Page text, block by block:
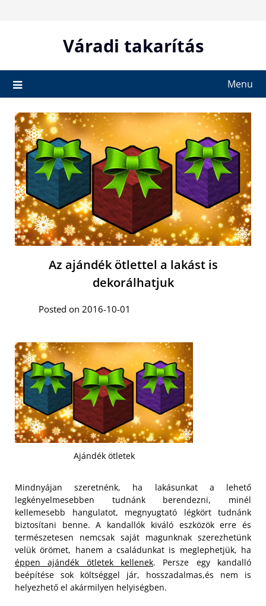
Váradi takarítás
Menu
Az ajándék ötlettel a lakást is
dekorálhatjuk
Posted on 2016-10-01
Ajándék ötletek
Mindnyájan szeretnénk, ha lakásunkat a lehető
legkényelmesebben tudnánk berendezni, minél
kellemesebb hangulatot, megnyugtató légkört tudnánk
biztosítani benne. A kandallók kiváló eszközök erre és
természetesen nemcsak saját magunknak szerezhetünk
velük örömet, hanem a családunkat is meglephetjük, ha
éppen ajándék ötletek kellenek. Persze egy kandalló
beépítése sok költséggel jár, hosszadalmas,és nem is
helyezhető el akármilyen helyiségben.